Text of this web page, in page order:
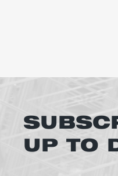
UP TO